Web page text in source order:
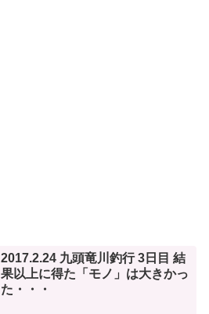
2017.2.24 九頭竜川釣行 3日目 結
果以上に得た「モノ」は大きかっ
た・・・